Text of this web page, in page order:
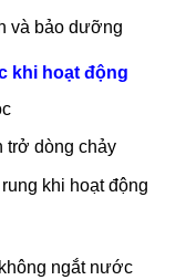
và bảo dưỡng
khi hoạt động
dòng chảy
khi hoạt động
ngắt nước